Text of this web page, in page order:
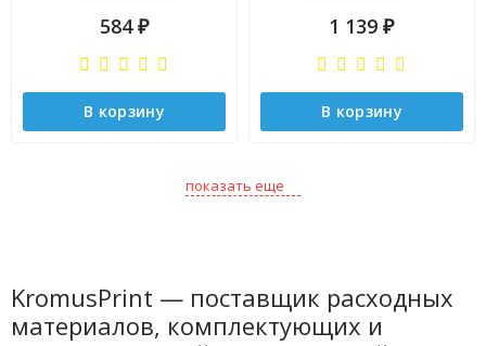
584 ₽
В корзину
1 139 ₽
В корзину
показать еще
KromusPrint — поставщик расходных
материалов, комплектующих и